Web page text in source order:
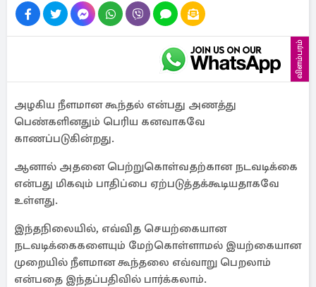
விளம்பரம்
அழகிய நீளமான கூந்தல் என்பது அணத்து
பெண்களினதும் பெரிய கனவாகவே
காணப்படுகின்றது.
ஆனால் அதனை பெற்றுகொள்வதற்கான நடவடிக்கை
என்பது மிகவும் பாதிப்பை ஏற்படுத்தக்கூடியதாகவே
உள்ளது.
இந்தநிலையில், எவ்வித செயற்கையான
நடவடிக்கைகளையும் மேற்கொள்ளாமல் இயற்கையான
முறையில் நீளமான கூந்தலை எவ்வாறு பெறலாம்
என்பதை இந்தப்பதிவில் பார்க்கலாம்.